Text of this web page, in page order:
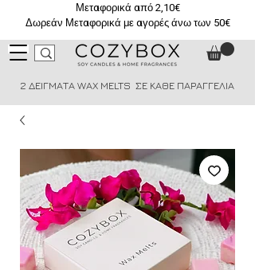
Μεταφορικά από 2,10€
Δωρεάν Μεταφορικά με αγορές άνω των 50€
2 ΔΕΙΓΜΑΤΑ WAX MELTS ΣΕ ΚΑΘΕ ΠΑΡΑΓΓΕΛΙΑ